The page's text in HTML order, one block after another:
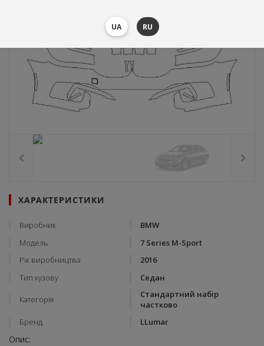
ХАРАКТЕРИСТИКИ
Виробник
BMW
Модель
7 Series M-Sport
Рік виробництва
2016
Тип кузову
Седан
Категорія
Стандартний набір
частково
Бренд
LLumar
Опис:
UA RU